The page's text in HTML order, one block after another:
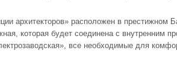
архитекторов» расположен в
которая будет соединена с внутренним
все необходимые для